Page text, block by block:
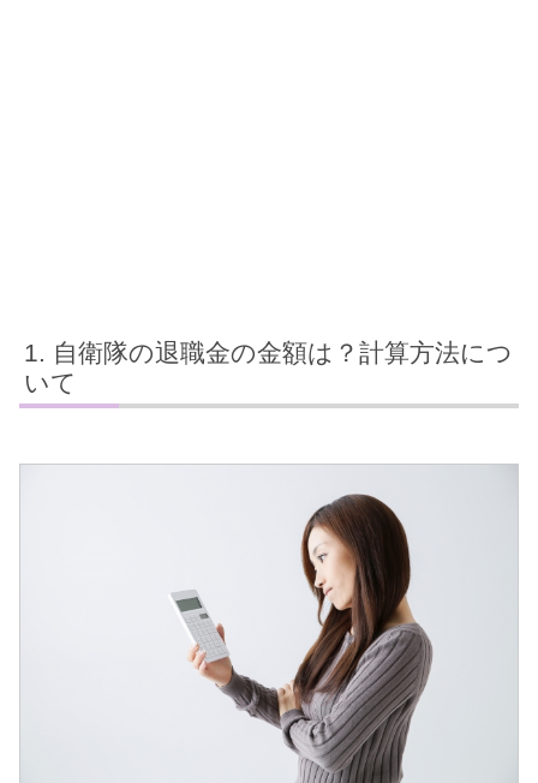
自衛隊の退職金の金額は？計算方法につ
いて